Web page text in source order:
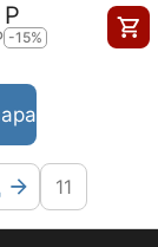
Р
-15%
11